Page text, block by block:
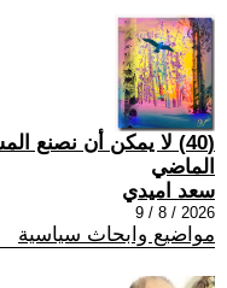
(40) لا يمكن أن نصنع
الماضي
سعد اميدي
2026 / 8 / 9
مواضيع وابحاث سياسية